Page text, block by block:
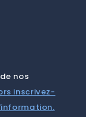
nos
inscrivez-